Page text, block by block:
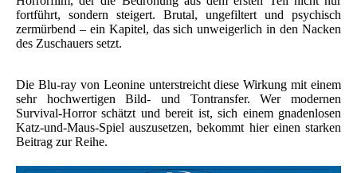
fortführt, sondern steigert. Brutal, ungefiltert und psychisch
zermürbend – ein Kapitel, das sich unweigerlich in den Nacken
des Zuschauers setzt.
Die Blu-ray von Leonine unterstreicht diese Wirkung mit einem
sehr hochwertigen Bild- und Tontransfer. Wer modernen
Survival-Horror schätzt und bereit ist, sich einem gnadenlosen
Katz-und-Maus-Spiel auszusetzen, bekommt hier einen starken
Beitrag zur Reihe.